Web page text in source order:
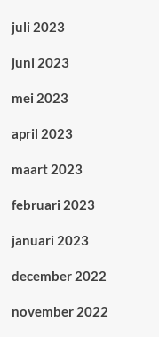
juli 2023
juni 2023
mei 2023
april 2023
maart 2023
februari 2023
januari 2023
december 2022
november 2022